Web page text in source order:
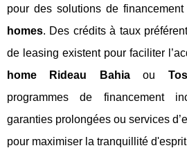
pour des solutions de
homes. Des crédits à taux
de leasing existent pour faciliter
home Rideau Bahiaou
programmes de financement
garanties prolongées ou services
pour maximiser la tranquillité